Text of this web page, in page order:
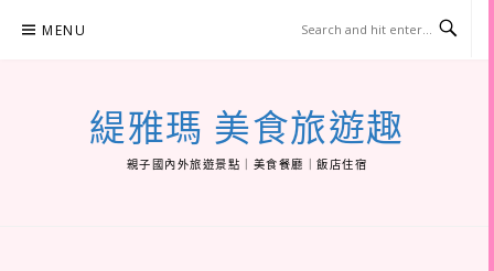
MENU
緹雅瑪 美食旅遊趣
親子國內外旅遊景點｜美食餐廳｜飯店住宿